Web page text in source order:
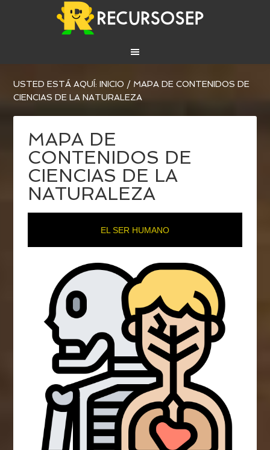
USTED ESTÁ AQUÍ:INICIO / MAPA DE CONTENIDOS DE
CIENCIAS DE LA NATURALEZA
MAPA DE
CONTENIDOS DE
CIENCIAS DE LA
NATURALEZA
EL SER HUMANO